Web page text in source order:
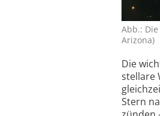
Abb.:
Arizona)
Die
stellare
Stern